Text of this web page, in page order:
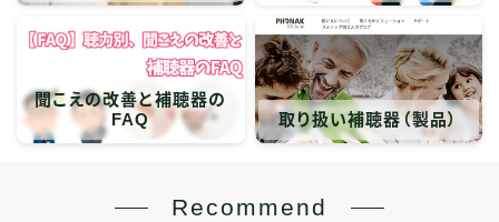
聞こえの改善と補聴器の
FAQ
取り扱い補聴器（製品）
Recommend